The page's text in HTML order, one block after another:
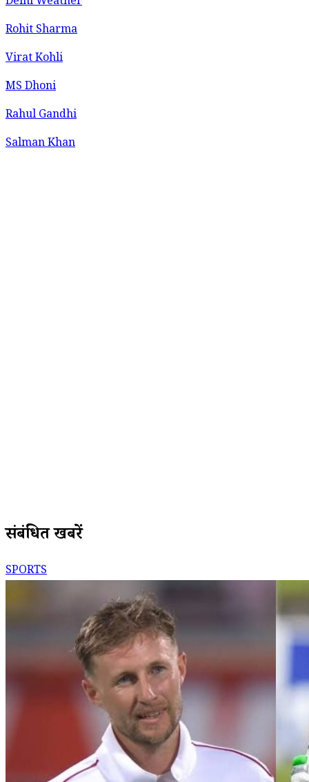
Rohit Sharma
Virat Kohli
MS Dhoni
Rahul Gandhi
Salman Khan
संबंधित खबरें
SPORTS